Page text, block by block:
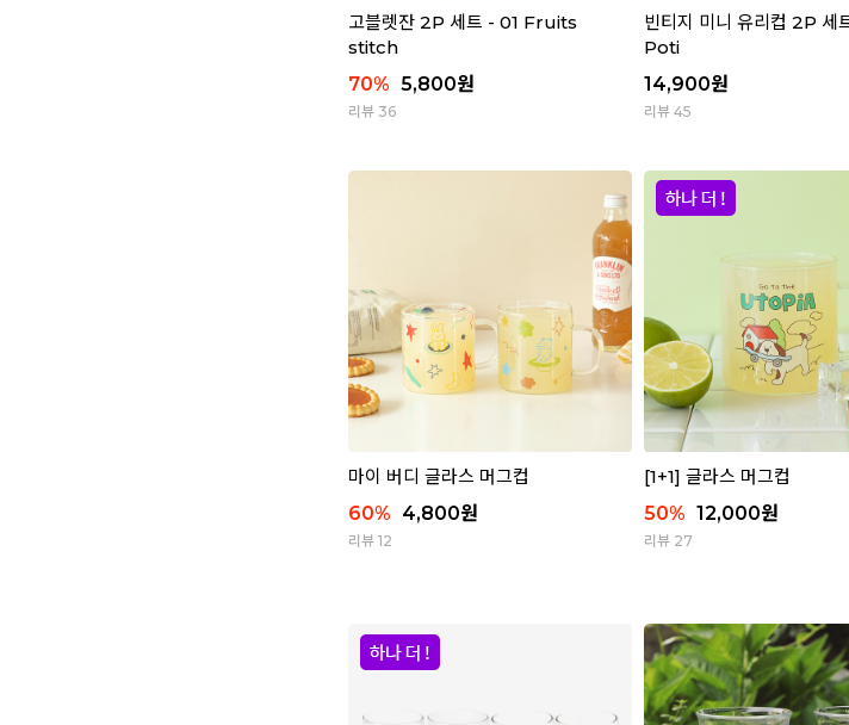
고블렛잔 2P 세트 - 01 Fruits
stitch
70% 5,800원
리뷰 36
빈티지 미니 유리컵 2P 세
Poti
14,900원
리뷰 45
마이 버디 글라스 머그컵
60% 4,800원
리뷰 12
[1+1] 글라스 머그컵
50% 12,000원
리뷰 27